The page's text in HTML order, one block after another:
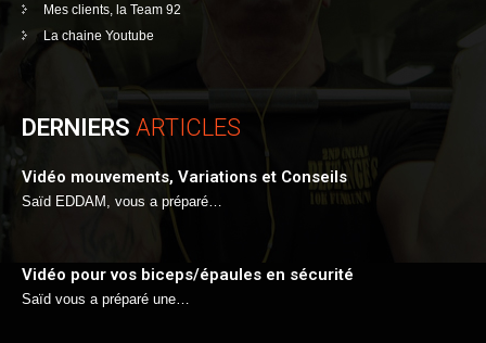
Mes clients, la Team 92
La chaine Youtube
DERNIERS ARTICLES
Vidéo mouvements, Variations et Conseils
Saïd EDDAM, vous a préparé…
Vidéo pour vos biceps/épaules en sécurité
Saïd vous a préparé une…